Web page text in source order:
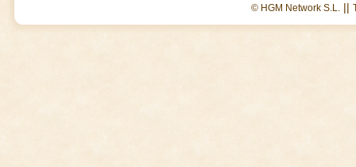
© HGM Network S.L. ||